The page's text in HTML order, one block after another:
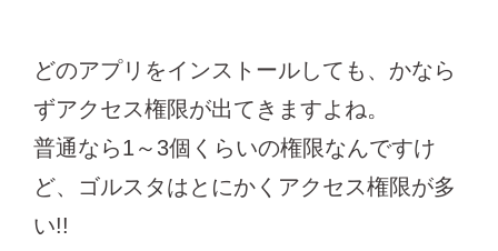
どのアプリをインストールしても、かなら
ずアクセス権限が出てきますよね。
普通なら1～3個くらいの権限なんですけ
ど、ゴルスタはとにかくアクセス権限が多
い!!